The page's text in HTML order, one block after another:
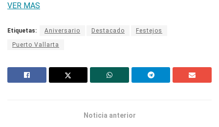
VER MAS
Etiquetas: Aniversario Destacado Festejos
Puerto Vallarta
Noticia anterior